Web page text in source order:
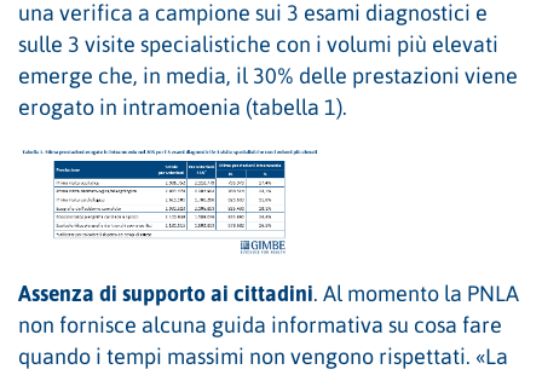
una verifica a campione sui 3 esami diagnostici e
sulle 3 visite specialistiche con i volumi più elevati
emerge che, in media, il 30% delle prestazioni viene
erogato in intramoenia (tabella 1).
Assenza di supporto ai cittadini. Al momento la PNLA
non fornisce alcuna guida informativa su cosa fare
quando i tempi massimi non vengono rispettati. «La